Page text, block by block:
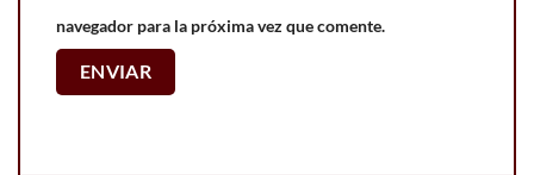
navegador para la próxima vez que comente.